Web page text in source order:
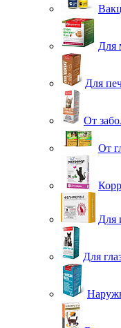
Для
Для
От
От
Для
Для